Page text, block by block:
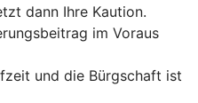
dann Ihre Kaution.
im Voraus
und die Bürgschaft ist